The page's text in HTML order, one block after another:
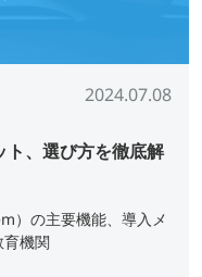
2024.07.08
ト、選び方を徹底解
）の主要機能、導入メ
機関